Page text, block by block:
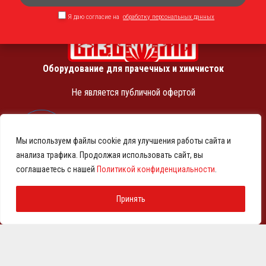
Мы используем файлы cookie для улучшения работы сайта и
анализа трафика. Продолжая использовать сайт, вы
соглашаетесь с нашей Политикой конфиденциальности
Принять
Я даю согласие на обработку персональных данных
Оборудование для прачечных и химчисток
Не является публичной офертой
КПП 781001001
ОГРН 1257800001458
© 2021-2026 Представительство АО «ВМЗ» в Санкт-
Политика конфиденциальности